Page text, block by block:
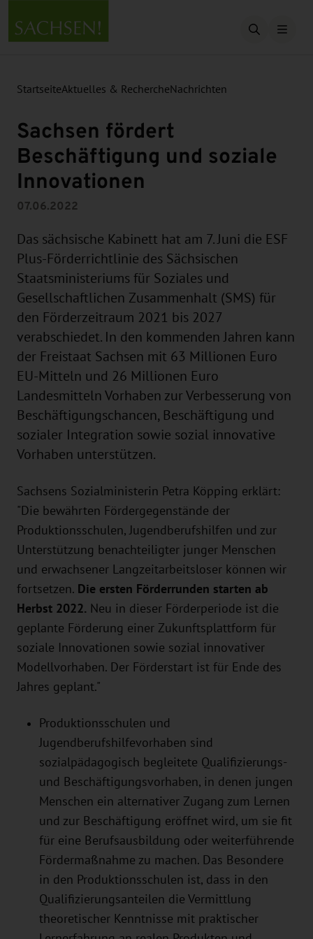
Suche
StartseiteAktuelles & RechercheNachrichten
Sachsen fördert
Beschäftigung und soziale
Innovationen
07.06.2022
Das sächsische Kabinett hat am 7. Juni die ESF
Plus-Förderrichtlinie des Sächsischen
Staatsministeriums für Soziales und
Gesellschaftlichen Zusammenhalt (SMS) für
den Förderzeitraum 2021 bis 2027
verabschiedet. In den kommenden Jahren kann
der Freistaat Sachsen mit 63 Millionen Euro
EU-Mitteln und 26 Millionen Euro
Landesmitteln Vorhaben zur Verbesserung von
Beschäftigungschancen, Beschäftigung und
sozialer Integration sowie sozial innovative
Vorhaben unterstützen.
Sachsens Sozialministerin Petra Köpping erklärt:
"Die bewährten Fördergegenstände der
Produktionsschulen, Jugendberufshilfen und zur
Unterstützung benachteiligter junger Menschen
und erwachsener Langzeitarbeitsloser können wir
fortsetzen. Die ersten Förderrunden starten ab
Herbst 2022. Neu in dieser Förderperiode ist die
geplante Förderung einer Zukunftsplattform für
soziale Innovationen sowie sozial innovativer
Modellvorhaben. Der Förderstart ist für Ende des
Jahres geplant."
Produktionsschulen und
Jugendberufshilfevorhaben sind
sozialpädagogisch begleitete Qualifizierungs-
und Beschäftigungsvorhaben, in denen jungen
Menschen ein alternativer Zugang zum Lernen
und zur Beschäftigung eröffnet wird, um sie fit
für eine Berufsausbildung oder weiterführende
Fördermaßnahme zu machen. Das Besondere
in den Produktionsschulen ist, dass in den
Qualifizierungsanteilen die Vermittlung
theoretischer Kenntnisse mit praktischer